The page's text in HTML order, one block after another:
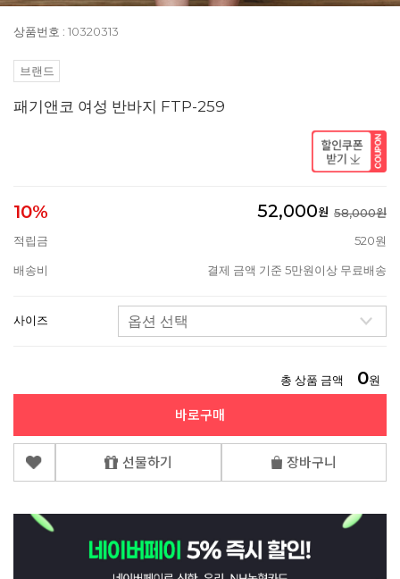
상품번호 : 10320313
브랜드
패기앤코 여성 반바지 FTP-259
10% 52,000원 58,000원
적립금
520원
배송비 결제 금액 기준 5만원이상 무료배송
사이즈
총 상품 금액 0원
바로구매
선물하기 장바구니